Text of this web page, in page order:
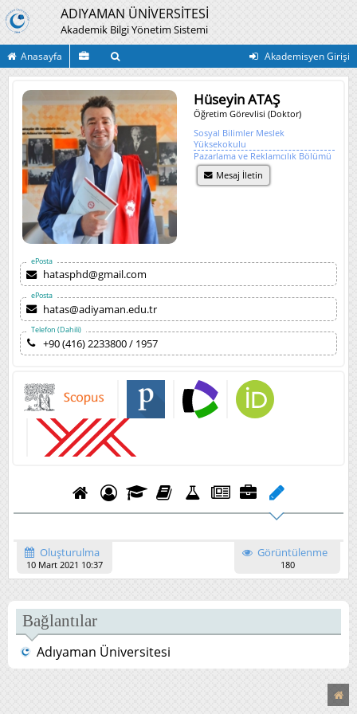
ADIYAMAN ÜNİVERSİTESİ
Akademik Bilgi Yönetim Sistemi
Anasayfa Akademisyen Girişi
Hüseyin ATAŞ
Öğretim Görevlisi (Doktor)
Sosyal Bilimler Meslek
Yüksekokulu
Pazarlama ve Reklamcılık Bölümü
Mesaj İletin
ePosta
hatasphd@gmail.com
ePosta
hatas@adiyaman.edu.tr
Telefon (Dahili)
+90 (416) 2233800 / 1957
Oluşturulma
10 Mart 2021 10:37
Görüntülenme
180
Bağlantılar
Adıyaman Üniversitesi